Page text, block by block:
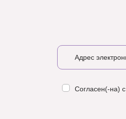
Согласен(-на) с